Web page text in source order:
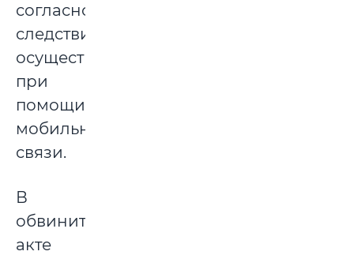
согласно
следствию,
осуществлялась
при
помощи
мобильной
связи.
В
обвинительном
акте